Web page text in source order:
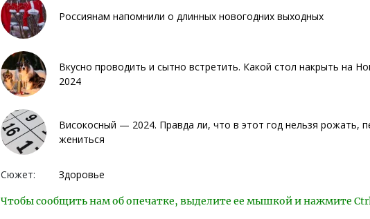
Россиянам напомнили о длинных новогодних выходных
Вкусно проводить и сытно встретить. Какой стол накрыть на
2024
Високосный — 2024. Правда ли, что в этот год нельзя рожать,
жениться
Сюжет: Здоровье
Чтобы сообщить нам об опечатке, выделите ее мышкой и нажмите